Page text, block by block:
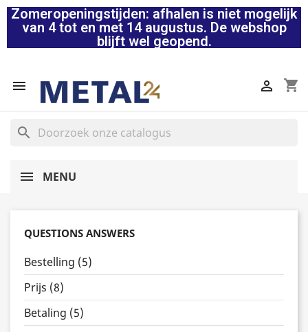
Zomeropeningstijden: afhalen is niet mogelijk
van 4 tot en met 14 augustus. De webshop
blijft wel geopend.
 shopping_cart

search
MENU
QUESTIONS ANSWERS
Bestelling (5)
Prijs (8)
Betaling (5)